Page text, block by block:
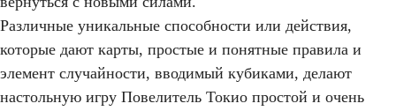
Различные уникальные способности или действия,
которые дают карты, простые и понятные правила и
элемент случайности, вводимый кубиками, делают
настольную игру Повелитель Токио простой и очень